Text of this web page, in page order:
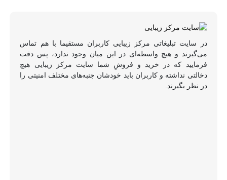
در سایت تبلیغاتی مرکز زیبایی کاربران مستقیما با هم تماس
می‌گیرند و هیچ واسطه‌ای در این میان وجود ندارد، پس دقت
فرمایید که در خرید و فروشِ شما سایت مرکز زیبایی هیچ
دخالتی نداشته و کاربران باید خودشان جنبه‌های مختلف امنیتی را
در نظر بگیرند.